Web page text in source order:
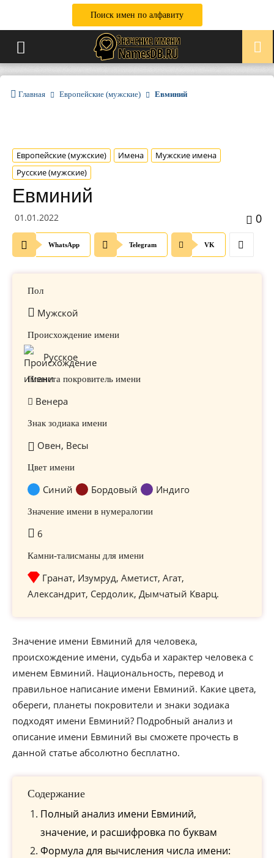
Поиск имен по алфавиту
Главная Европейские (мужские) Евминий
Европейские (мужские) Имена
Мужские имена
Русские (мужские)
Евминий
01.01.2022 0
WhatsApp Telegram VK
Пол
Мужской
Происхождение имени
Русское
Планета покровитель имени
Венера
Знак зодиака имени
Овен, Весы
Цвет имени
Синий Бордовый Индиго
Значение имени в нумералогии
6
Камни-талисманы для имени
Гранат, Изумруд, Аметист, Агат,
Александрит, Сердолик, Дымчатый Кварц.
Значение имени Евминий для человека,
происхождение имени, судьба и характер человека с
именем Евминий. Национальность, перевод и
правильное написание имени Евминий. Какие цвета,
обереги, планеты покровители и знаки зодиака
подходят имени Евминий? Подробный анализ и
описание имени Евминий вы сможете прочесть в
данной статье абсолютно бесплатно.
Содержание
Полный анализ имени Евминий,
значение, и расшифровка по буквам
Формула для вычисления числа имени: